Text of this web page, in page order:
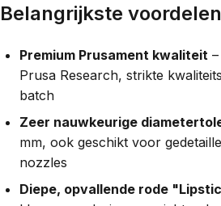
Belangrijkste voordelen
Premium Prusament kwaliteit
Prusa Research, strikte
batch
Zeer nauwkeurige
mm, ook geschikt voor
nozzles
Diepe, opvallende rode